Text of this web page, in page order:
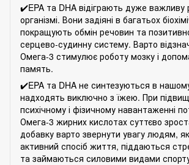
✔️EPA та DHA відіграють дуже
організмі. Вони задіяні в багатьох
покращують обмін речовин та
серцево-судинну систему. Варто
Омега-3 стимулює роботу мозку і
память.
✔️EPA та DHA не синтезуються в нашому
надходять виключно з їжею. При
психічному і фізичному навантаженні
Омега-3 жирних кислотах суттєво
добавку варто звернути увагу людям,
активний спосіб життя, піддаються
та займаються силовими видами